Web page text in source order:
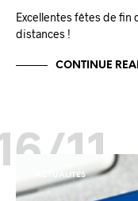
Excellentes fêtes de fin
distances !
CONTINUE
11
ACTUALITÉS